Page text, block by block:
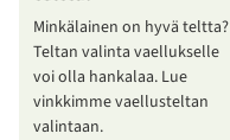
Minkälainen on hyvä teltta?
Teltan valinta vaellukselle
voi olla hankalaa. Lue
vinkkimme vaellusteltan
valintaan.